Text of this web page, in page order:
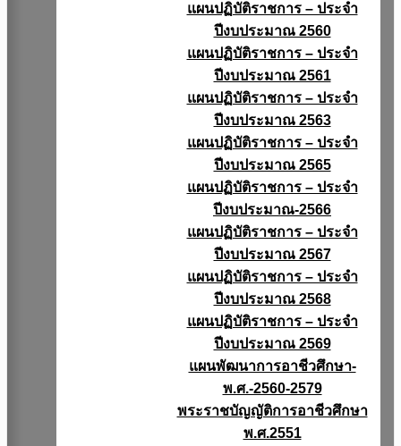
แผนปฏิบัติราชการ – ประจำ
ปีงบประมาณ 2560
แผนปฏิบัติราชการ – ประจำ
ปีงบประมาณ 2561
แผนปฏิบัติราชการ – ประจำ
ปีงบประมาณ 2563
แผนปฏิบัติราชการ – ประจำ
ปีงบประมาณ 2565
แผนปฏิบัติราชการ – ประจำ
ปีงบประมาณ-2566
แผนปฏิบัติราชการ – ประจำ
ปีงบประมาณ 2567
แผนปฏิบัติราชการ – ประจำ
ปีงบประมาณ 2568
แผนปฏิบัติราชการ – ประจำ
ปีงบประมาณ 2569
แผนพัฒนาการอาชีวศึกษา-
พ.ศ.-2560-2579
พระราชบัญญัติการอาชีวศึกษา
พ.ศ.2551